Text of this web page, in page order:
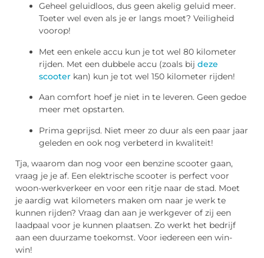
Geheel geluidloos, dus geen akelig geluid meer.
Toeter wel even als je er langs moet? Veiligheid
voorop!
Met een enkele accu kun je tot wel 80 kilometer
rijden. Met een dubbele accu (zoals bij deze
scooter kan) kun je tot wel 150 kilometer rijden!
Aan comfort hoef je niet in te leveren. Geen gedoe
meer met opstarten.
Prima geprijsd. Niet meer zo duur als een paar jaar
geleden en ook nog verbeterd in kwaliteit!
Tja, waarom dan nog voor een benzine scooter gaan,
vraag je je af. Een elektrische scooter is perfect voor
woon-werkverkeer en voor een ritje naar de stad. Moet
je aardig wat kilometers maken om naar je werk te
kunnen rijden? Vraag dan aan je werkgever of zij een
laadpaal voor je kunnen plaatsen. Zo werkt het bedrijf
aan een duurzame toekomst. Voor iedereen een win-
win!